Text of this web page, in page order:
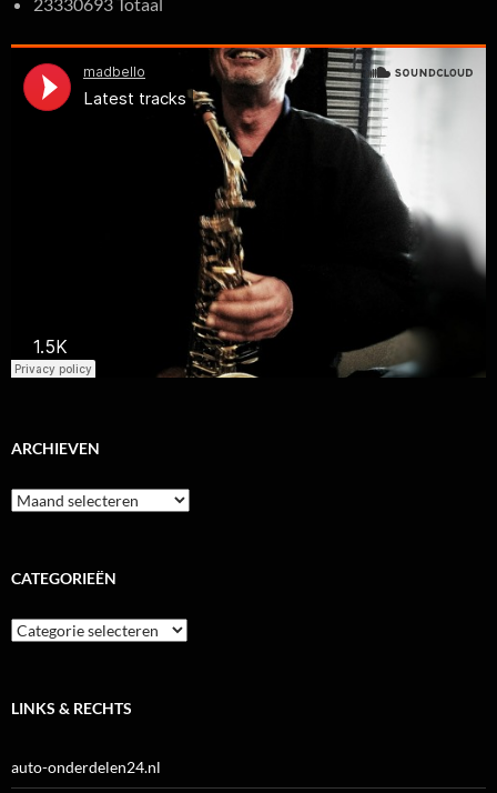
23330693 Totaal
ARCHIEVEN
Archieven
CATEGORIEËN
Categorieën
LINKS & RECHTS
auto-onderdelen24.nl